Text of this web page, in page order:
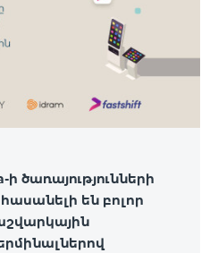
ի ծառայությունների
են բոլոր